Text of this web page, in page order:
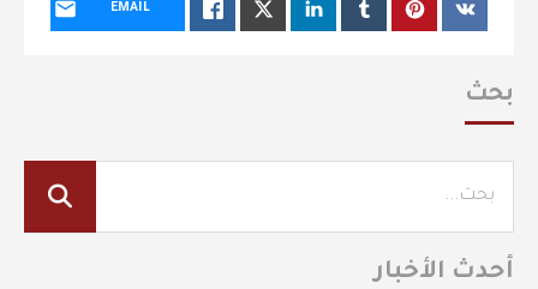
EMAIL
بحث
أحدث الأخبار